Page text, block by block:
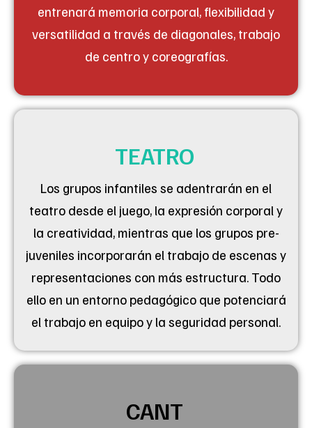
entrenará memoria corporal, flexibilidad y
versatilidad a través de diagonales, trabajo
de centro y coreografías.
TEATRO
Los grupos infantiles se adentrarán en el
teatro desde el juego, la expresión corporal y
la creatividad, mientras que los grupos pre-
juveniles incorporarán el trabajo de escenas y
representaciones con más estructura. Todo
ello en un entorno pedagógico que potenciará
el trabajo en equipo y la seguridad personal.
CANT